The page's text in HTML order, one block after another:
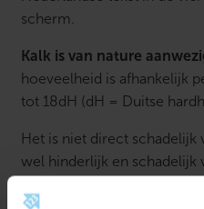
scherm.
Kalk is van nature
hoeveelheid is afhankelijk
tot 18dH (dH = Duitse
Het is niet direct
wel hinderlijk en schadelijk